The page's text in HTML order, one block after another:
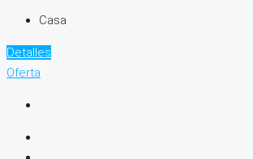
Casa
Detalles
Oferta